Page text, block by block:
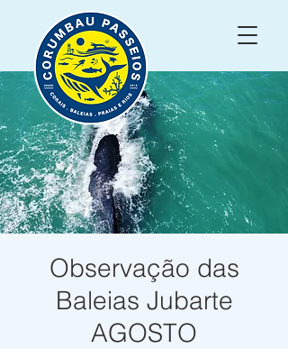
Observação das
Baleias Jubarte
AGOSTO